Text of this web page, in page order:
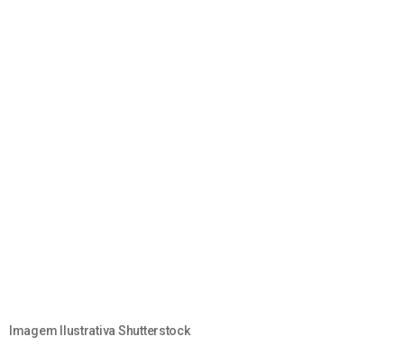
Imagem Ilustrativa Shutterstock